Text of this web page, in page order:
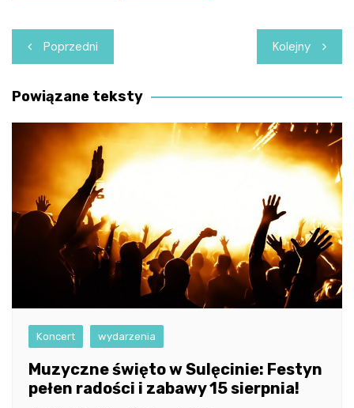
Nawigacja
wpisu
Poprzedni Kolejny
Powiązane teksty
Koncert wydarzenia
Muzyczne święto w Sulęcinie: Festyn
pełen radości i zabawy 15 sierpnia!